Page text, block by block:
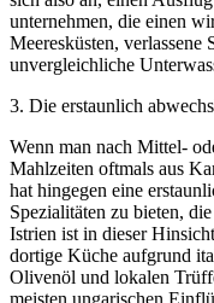
unternehmen, die einen
Meeresküsten, verlassene
unvergleichliche
3. Die erstaunlich
Wenn man nach Mittel-
Mahlzeiten oftmals aus
hat hingegen eine
Spezialitäten zu bieten,
Istrien ist in dieser
dortige Küche aufgrund
Olivenöl und lokalen
meisten ungarischen